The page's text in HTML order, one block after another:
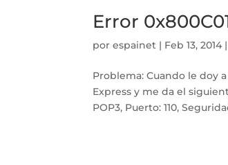
Error
porespainet | Feb 13, 2014 |
Problema: Cuando le doy
Express y me da el
POP3, Puerto: 110,